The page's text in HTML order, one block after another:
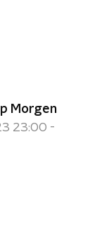
Morgen
23:00 -